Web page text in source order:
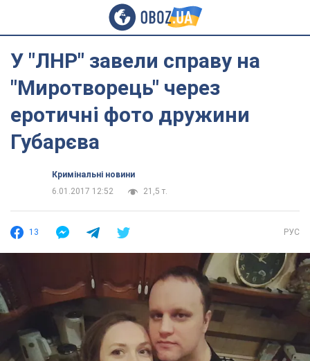
У "ЛНР" завели справу на
"Миротворець" через
еротичні фото дружини
Губарєва
Кримінальні новини
6.01.2017 12:52
21,5 т.
13 РУС